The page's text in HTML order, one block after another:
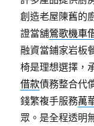
創造老屋陳舊的
證當舖鶯歌機車
融資當鋪家岩板
椅是理想選擇，
借款債務整合代
錢繁複手服務萬
眾。是全程透明